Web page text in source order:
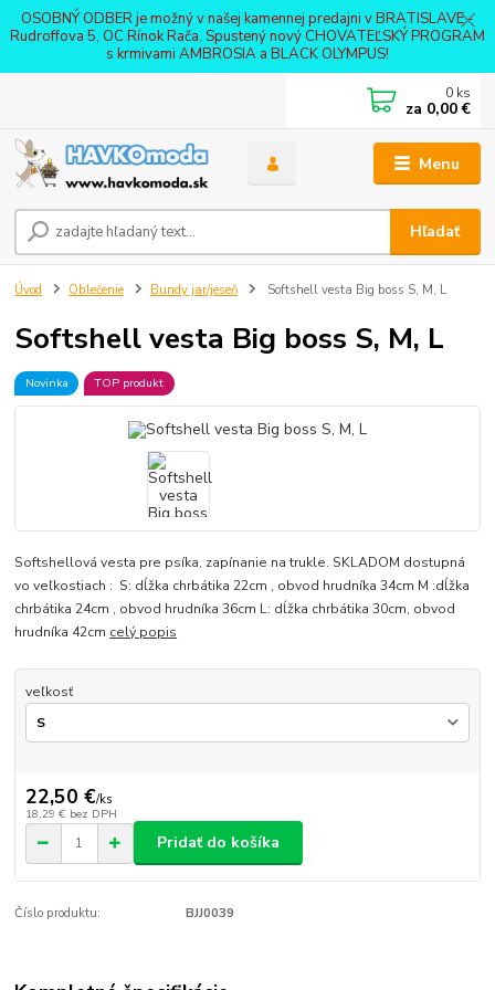
OSOBNÝ ODBER je možný v našej kamennej predajni v BRATISLAVE -
Rudroffova 5, OC Rínok Rača. Spustený nový CHOVATEĽSKÝ PROGRAM
s krmivami AMBROSIA a BLACK OLYMPUS!
Menu
Hľadať
0 ks
za 0,00 €
Úvod Oblečenie Bundy jar/jeseň Softshell vesta Big boss S, M, L
Softshell vesta Big boss S, M, L
Novinka TOP produkt
Softshellová vesta pre psíka, zapínanie na trukle. SKLADOM dostupná
vo veľkostiach : S: dĺžka chrbátika 22cm , obvod hrudníka 34cm M :dĺžka
chrbátika 24cm , obvod hrudníka 36cm L: dĺžka chrbátika 30cm, obvod
hrudníka 42cm celý popis
veľkosť
22,50 €/ks
18,29 € bez DPH
Pridať do košíka
Číslo produktu: BJJ0039